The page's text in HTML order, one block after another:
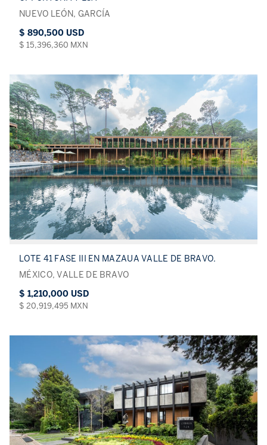
NUEVO LEÓN, GARCÍA
$ 890,500 USD
$ 15,396,360 MXN
LOTE 41 FASE III EN MAZAUA VALLE DE BRAVO.
MÉXICO, VALLE DE BRAVO
$ 1,210,000 USD
$ 20,919,495 MXN